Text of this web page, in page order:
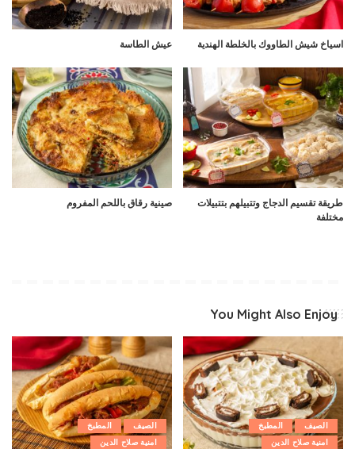
اسياخ شيش الطاووك بالخلطة الهندية عيش الطاسة
طريقة تقسيم الدجاج وتتبيلهم بتتبيلات
مختلفة
صينية رقاق باللحم المفروم
You Might Also Enjoy
الصيف
المطبخ
امنية صلاح الدين
الصيف
المطبخ
امنية صلاح الدين